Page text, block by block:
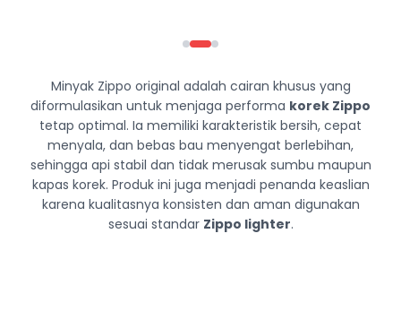
Minyak Zippo original adalah cairan khusus yang
diformulasikan untuk menjaga performa korek Zippo
tetap optimal. Ia memiliki karakteristik bersih, cepat
menyala, dan bebas bau menyengat berlebihan,
sehingga api stabil dan tidak merusak sumbu maupun
kapas korek. Produk ini juga menjadi penanda keaslian
karena kualitasnya konsisten dan aman digunakan
sesuai standar Zippo lighter.